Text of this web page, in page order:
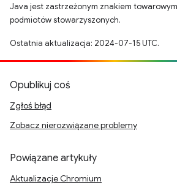
Java jest zastrzeżonym znakiem
podmiotów stowarzyszonych.
Ostatnia aktualizacja: 2024-07-15 UTC.
Opublikuj coś
Zgłoś błąd
Zobacz nierozwiązane problemy
Powiązane artykuły
Aktualizacje Chromium